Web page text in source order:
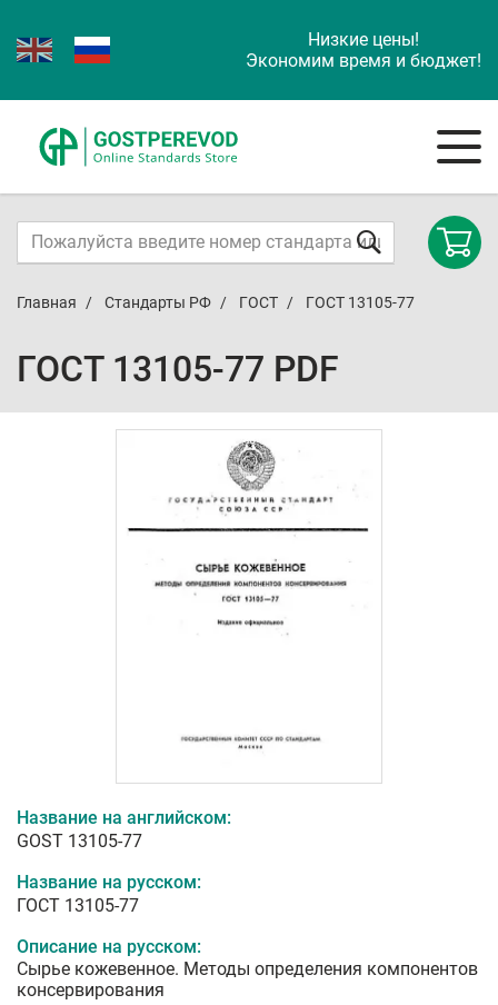
Низкие цены!
Экономим время и бюджет!
Главная Стандарты РФ ГОСТ ГОСТ 13105-77
ГОСТ 13105-77 PDF
Название на английском:
GOST 13105-77
Название на русском:
ГОСТ 13105-77
Описание на русском:
Сырье кожевенное. Методы определения компонентов
консервирования